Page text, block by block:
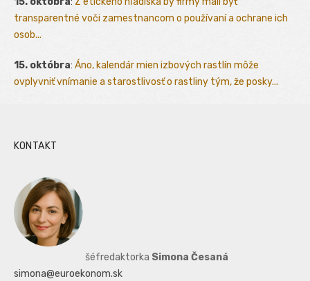
transparentné voči zamestnancom o používaní a ochrane ich
osob...
15. októbra: Áno, kalendár mien izbových rastlín môže
ovplyvniť vnímanie a starostlivosť o rastliny tým, že posky...
KONTAKT
šéfredaktorka Simona Česaná
simona@euroekonom.sk